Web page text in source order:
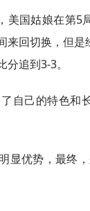
美国姑娘在第5
来回切换，但是
追到3-3。
自己的特色和
显优势，最终